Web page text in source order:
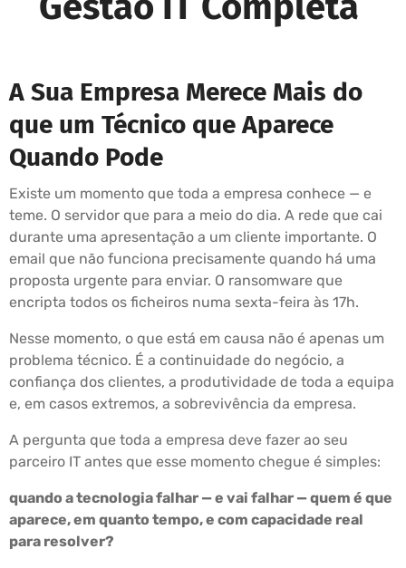
A Sua Empresa Merece Mais do
que um Técnico que Aparece
Quando Pode
Existe um momento que toda a empresa conhece — e
teme. O servidor que para a meio do dia. A rede que cai
durante uma apresentação a um cliente importante. O
email que não funciona precisamente quando há uma
proposta urgente para enviar. O ransomware que
encripta todos os ficheiros numa sexta-feira às 17h.
Nesse momento, o que está em causa não é apenas um
problema técnico. É a continuidade do negócio, a
confiança dos clientes, a produtividade de toda a equipa
e, em casos extremos, a sobrevivência da empresa.
A pergunta que toda a empresa deve fazer ao seu
parceiro IT antes que esse momento chegue é simples:
quando a tecnologia falhar — e vai falhar — quem é que
aparece, em quanto tempo, e com capacidade real
para resolver?